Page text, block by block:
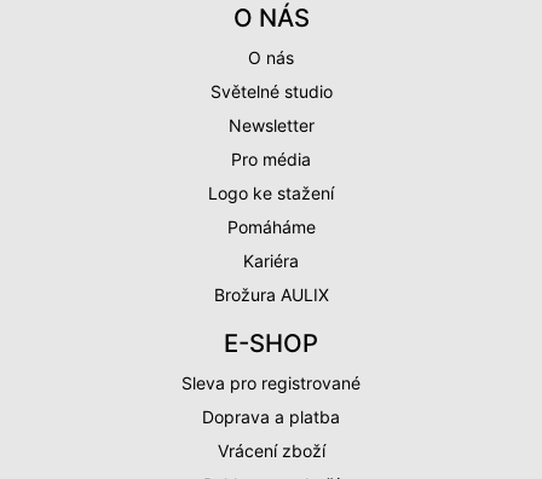
O NÁS
O nás
Světelné studio
Newsletter
Pro média
Logo ke stažení
Pomáháme
Kariéra
Brožura AULIX
E-SHOP
Sleva pro registrované
Doprava a platba
Vrácení zboží